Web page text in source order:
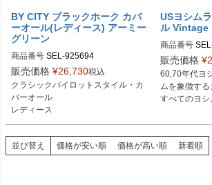
BY CITY ブラックホーク カバ
ーオール(レディース) アーミー
グリーン
商品番号 SEL-925694
販売価格 ¥26,730税込
クラシックパイロットスタイル・カ
バーオール
レディース
USヨシム
ル Vintage
商品番号
192923-36
192923-38
192923-40
192923-42
192923-48L
192923-50
販売価格 ¥
60,70年代ヨ
ムを象徴す
すべてのヨ
並び替え 価格が安い順 価格が高い順 新着順